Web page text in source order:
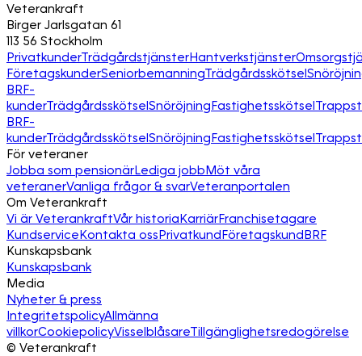
Veterankraft
Birger Jarlsgatan 61
113 56 Stockholm
PrivatkunderTrädgårdstjänsterHantverkstjänster
FöretagskunderSeniorbemanningTrädgårdsskötsel
BRF-
kunderTrädgårdsskötselSnöröjningFastighetsskötsel
BRF-
kunderTrädgårdsskötselSnöröjningFastighetsskötsel
För veteraner
Jobba som pensionärLediga jobbMöt våra
veteranerVanliga frågor & svarVeteranportalen
Om Veterankraft
Vi är VeterankraftVår historiaKarriärFranchisetagare
KundserviceKontakta ossPrivatkundFöretagskundBRF
Kunskapsbank
Kunskapsbank
Media
Nyheter & press
IntegritetspolicyAllmänna
villkorCookiepolicyVisselblåsareTillgänglighetsredogörelse
© Veterankraft